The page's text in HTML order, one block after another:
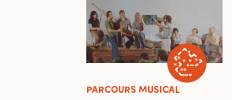
PARCOURS MUSICAL